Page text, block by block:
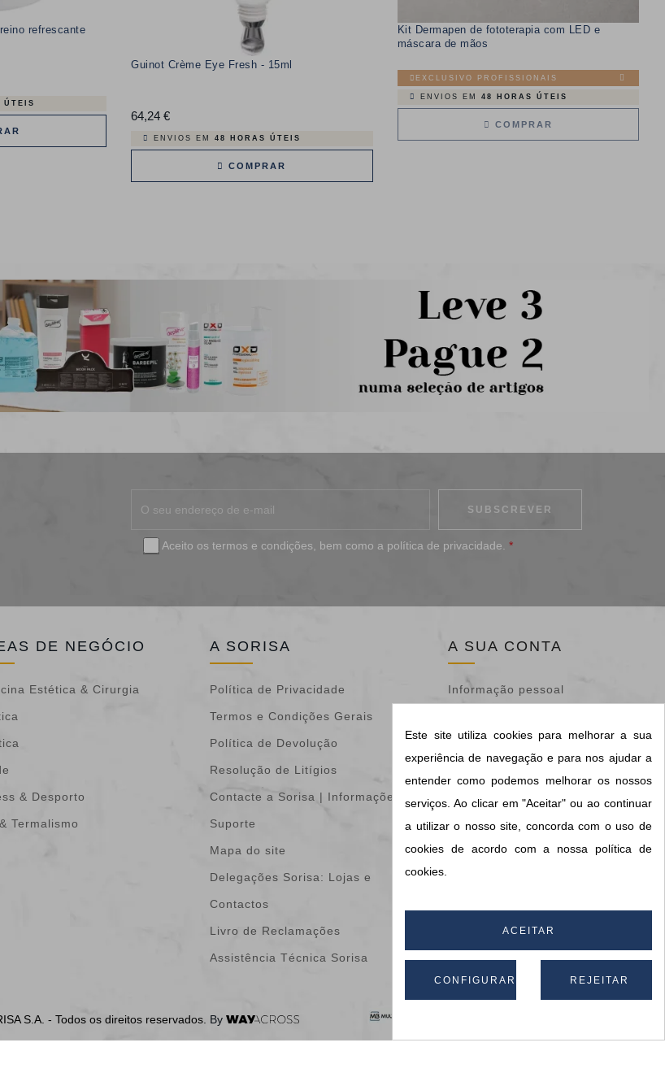
refrescante
ÚTEIS
Guinot Crème Eye Fresh - 15ml
64,24 €Preço
ENVIOS EM 48 HORAS ÚTEIS
COMPRAR
Kit Dermapen de fototerapia com LED e
máscara de mãos
EXCLUSIVO PROFISSIONAIS
ENVIOS EM 48 HORAS ÚTEIS
COMPRAR
Aceito os termos e condições , bem como a política de privacidade *
DE NEGÓCIO
Estética & Cirurgia
& Desporto
Termalismo
A SORISA
Política de Privacidade
Termos e Condições Gerais
Política de Devolução
Resolução de Litígios
Contacte a Sorisa | Informações &
Suporte
Mapa do site
Delegações Sorisa: Lojas e
Contactos
Livro de Reclamações
Assistência Técnica Sorisa
A SUA CONTA
Informação pessoal
mercadoria
Notas de crédito
Endereços
Vales de desconto
S.A. - Todos os direitos reservados. By
Este site utiliza cookies para melhorar a sua
experiência de navegação e para nos ajudar a
entender como podemos melhorar os nossos
serviços. Ao clicar em "Aceitar" ou ao continuar
a utilizar o nosso site, concorda com o uso de
cookies de acordo com a nossa política de
cookies.
ACEITAR
CONFIGURAR REJEITAR